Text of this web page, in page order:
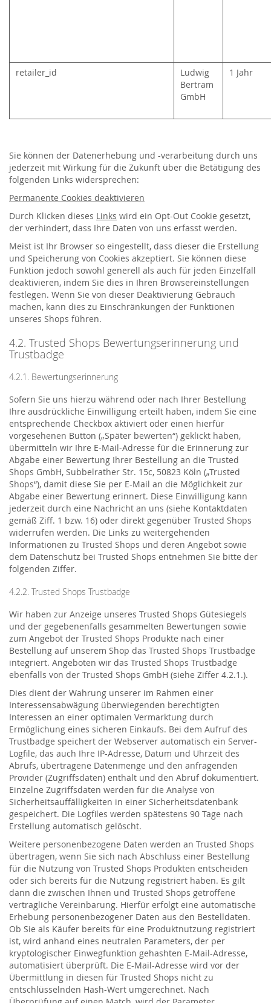
retailer_id
Ludwig
Bertram
GmbH
1 Jahr
Sie können der Datenerhebung und -verarbeitung durch uns
jederzeit mit Wirkung für die Zukunft über die Betätigung des
folgenden Links widersprechen:
Permanente Cookies deaktivieren
Durch Klicken dieses Links wird ein Opt-Out Cookie gesetzt,
der verhindert, dass Ihre Daten von uns erfasst werden.
Meist ist Ihr Browser so eingestellt, dass dieser die Erstellung
und Speicherung von Cookies akzeptiert. Sie können diese
Funktion jedoch sowohl generell als auch für jeden Einzelfall
deaktivieren, indem Sie dies in Ihren Browsereinstellungen
festlegen. Wenn Sie von dieser Deaktivierung Gebrauch
machen, kann dies zu Einschränkungen der Funktionen
unseres Shops führen.
4.2. Trusted Shops Bewertungserinnerung und
Trustbadge
4.2.1. Bewertungserinnerung
Sofern Sie uns hierzu während oder nach Ihrer Bestellung
Ihre ausdrückliche Einwilligung erteilt haben, indem Sie eine
entsprechende Checkbox aktiviert oder einen hierfür
vorgesehenen Button („Später bewerten“) geklickt haben,
übermitteln wir Ihre E-Mail-Adresse für die Erinnerung zur
Abgabe einer Bewertung Ihrer Bestellung an die Trusted
Shops GmbH, Subbelrather Str. 15c, 50823 Köln („Trusted
Shops“), damit diese Sie per E-Mail an die Möglichkeit zur
Abgabe einer Bewertung erinnert. Diese Einwilligung kann
jederzeit durch eine Nachricht an uns (siehe Kontaktdaten
gemäß Ziff. 1 bzw. 16) oder direkt gegenüber Trusted Shops
widerrufen werden. Die Links zu weitergehenden
Informationen zu Trusted Shops und deren Angebot sowie
dem Datenschutz bei Trusted Shops entnehmen Sie bitte der
folgenden Ziffer.
4.2.2. Trusted Shops Trustbadge
Wir haben zur Anzeige unseres Trusted Shops Gütesiegels
und der gegebenenfalls gesammelten Bewertungen sowie
zum Angebot der Trusted Shops Produkte nach einer
Bestellung auf unserem Shop das Trusted Shops Trustbadge
integriert. Angeboten wir das Trusted Shops Trustbadge
ebenfalls von der Trusted Shops GmbH (siehe Ziffer 4.2.1.).
Dies dient der Wahrung unserer im Rahmen einer
Interessensabwägung überwiegenden berechtigten
Interessen an einer optimalen Vermarktung durch
Ermöglichung eines sicheren Einkaufs. Bei dem Aufruf des
Trustbadge speichert der Webserver automatisch ein Server-
Logfile, das auch Ihre IP-Adresse, Datum und Uhrzeit des
Abrufs, übertragene Datenmenge und den anfragenden
Provider (Zugriffsdaten) enthält und den Abruf dokumentiert.
Einzelne Zugriffsdaten werden für die Analyse von
Sicherheitsauffälligkeiten in einer Sicherheitsdatenbank
gespeichert. Die Logfiles werden spätestens 90 Tage nach
Erstellung automatisch gelöscht.
Weitere personenbezogene Daten werden an Trusted Shops
übertragen, wenn Sie sich nach Abschluss einer Bestellung
für die Nutzung von Trusted Shops Produkten entscheiden
oder sich bereits für die Nutzung registriert haben. Es gilt
dann die zwischen Ihnen und Trusted Shops getroffene
vertragliche Vereinbarung. Hierfür erfolgt eine automatische
Erhebung personenbezogener Daten aus den Bestelldaten.
Ob Sie als Käufer bereits für eine Produktnutzung registriert
ist, wird anhand eines neutralen Parameters, der per
kryptologischer Einwegfunktion gehashten E-Mail-Adresse,
automatisiert überprüft. Die E-Mail-Adresse wird vor der
Übermittlung in diesen für Trusted Shops nicht zu
entschlüsselnden Hash-Wert umgerechnet. Nach